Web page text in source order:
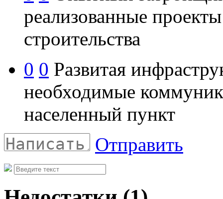
реализованные
строительства
0 0 Развитая
необходимые
населенный пункт
Отправить